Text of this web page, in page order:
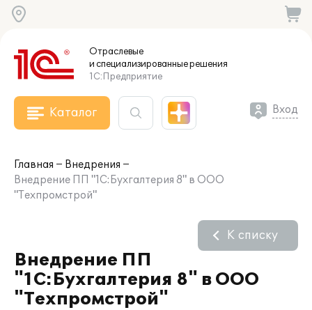
Отраслевые
и специализированныерешения
1С:Предприятие
Каталог Вход
Главная
Внедрения
Внедрение ПП "1С:Бухгалтерия 8" в ООО
"Техпромстрой"
Внедрение ПП
"1С:Бухгалтерия 8" в ООО
"Техпромстрой"
К списку